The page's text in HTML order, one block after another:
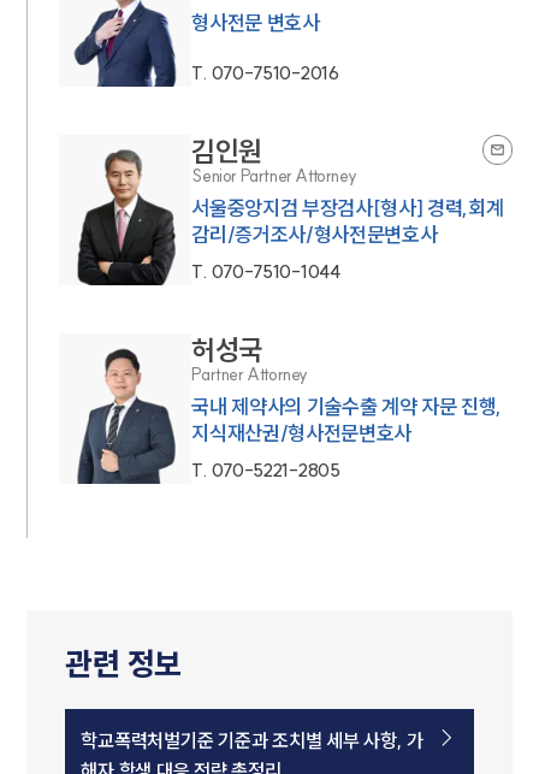
형사전문 변호사
T. 070-7510-2016
김인원
Senior Partner Attorney
서울중앙지검 부장검사[형사] 경력,회계
감리/증거조사/형사전문변호사
T. 070-7510-1044
허성국
Partner Attorney
국내 제약사의 기술수출 계약 자문 진행,
지식재산권/형사전문변호사
T. 070-5221-2805
관련 정보
학교폭력처벌기준 기준과 조치별 세부 사항, 가